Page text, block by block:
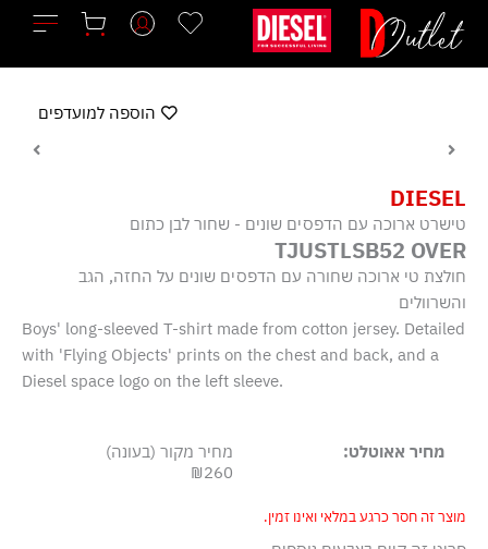
לתוכן
DIESEL
טישרט ארוכה עם הדפסים שונים - שחור לבן כתום
TJUSTLSB52 OVER
חולצת טי ארוכה שחורה עם הדפסים שונים על החזה, הגב
והשרוולים
Boys' long-sleeved T-shirt made from cotton jersey. Detailed
with 'Flying Objects' prints on the chest and back, and a
Diesel space logo on the left sleeve.
מחיר אאוטלט:
מחיר מקור (בעונה)
₪260
מוצר זה חסר כרגע במלאי ואינו זמין.
הוספה למועדפים